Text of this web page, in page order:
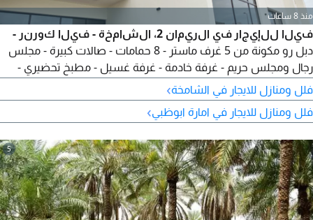
منذ 8 ساعات
فيلا للإيجار في الريمان 2، الشامخة - فيلا كورنر -
دبل رو مكونة من 5 غرف ماستر - 8 حمامات - صالات كبيرة - مجلس
رجال ومجلس حريم - غرفة خادمة - غرفة غسيل - مطبخ تحضيري -
جميع الغرف تحتوي على غرفة ملابس وحمام - بلكونات - مواقف
سيارات مظلل - السعر 270000 درهم - يمتنع الوسطاء - الرقم
المرجعي VI 27284
فلل ومنازل للايجار في الشامخة›
فلل ومنازل للايجار في امارة ابوظبي›
5